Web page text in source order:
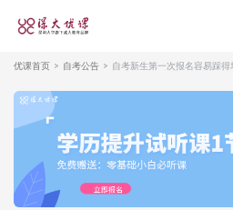
优课首页 自考公告 自考新生第一次报名容易踩得